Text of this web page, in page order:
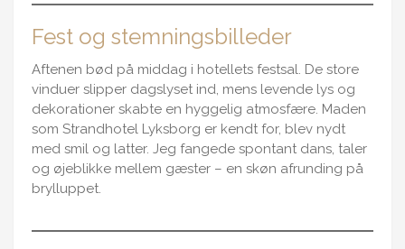
Fest og stemningsbilleder
Aftenen bød på middag i hotellets festsal. De store
vinduer slipper dagslyset ind, mens levende lys og
dekorationer skabte en hyggelig atmosfære. Maden
som Strandhotel Lyksborg er kendt for, blev nydt
med smil og latter. Jeg fangede spontant dans, taler
og øjeblikke mellem gæster – en skøn afrunding på
brylluppet.